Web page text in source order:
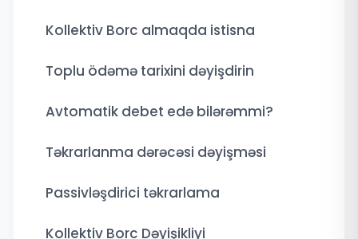
Kollektiv Borc almaqda istisna
Toplu ödəmə tarixini dəyişdirin
Avtomatik debet edə bilərəmmi?
Təkrarlanma dərəcəsi dəyişməsi
Passivləşdirici təkrarlama
Kollektiv Borc Dəyişikliyi